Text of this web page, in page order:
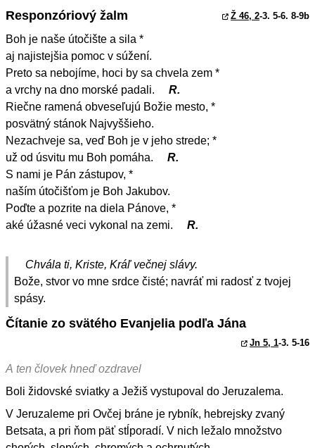
Responzóriový žalm Ž 46, 2-3. 5-6. 8-9b
Boh je naše útočište a sila *
aj najistejšia pomoc v súžení.
Preto sa nebojíme, hoci by sa chvela zem *
a vrchy na dno morské padali.
R.
Riečne ramená obveseľujú Božie mesto, *
posvätný stánok Najvyššieho.
Nezachveje sa, veď Boh je v jeho strede; *
už od úsvitu mu Boh pomáha.
R.
S nami je Pán zástupov, *
naším útočišťom je Boh Jakubov.
Poďte a pozrite na diela Pánove, *
aké úžasné veci vykonal na zemi.
R.
Chvála ti, Kriste, Kráľ večnej slávy.
Bože, stvor vo mne srdce čisté; navráť mi radosť z tvojej
spásy.
Čítanie zo svätého Evanjelia podľa Jána
Jn 5, 1-3. 5-16
A ten človek hneď ozdravel
Boli židovské sviatky a Ježiš vystupoval do Jeruzalema.
V Jeruzaleme pri Ovčej bráne je rybník, hebrejsky zvaný
Betsata, a pri ňom päť stĺporadí. V nich ležalo množstvo